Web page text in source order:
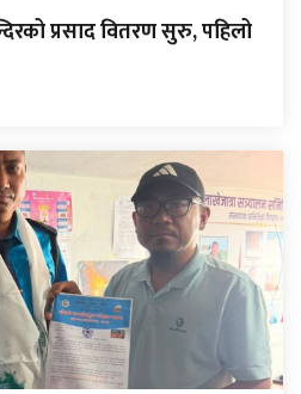
प्रसाद वितरण सुरु, पहिलो